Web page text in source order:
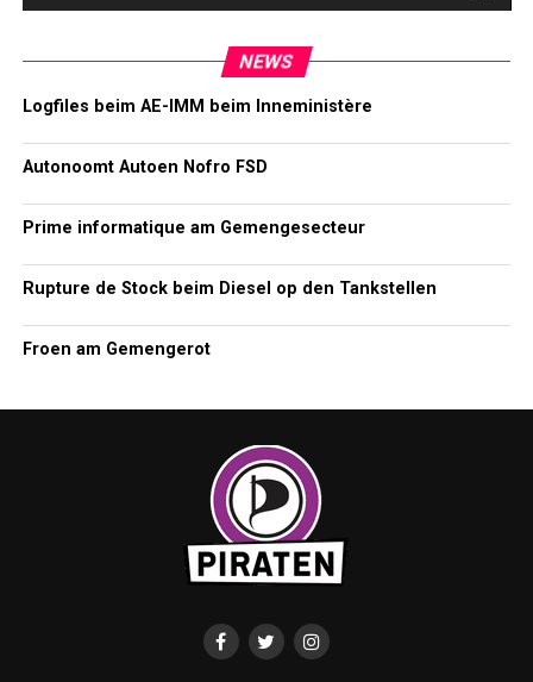
NEWS
Logfiles beim AE-IMM beim Inneministère
Autonoomt Autoen Nofro FSD
Prime informatique am Gemengesecteur
Rupture de Stock beim Diesel op den Tankstellen
Froen am Gemengerot